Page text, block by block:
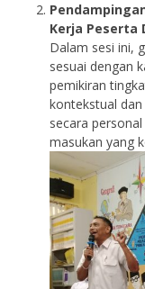
Kerja Peserta
Dalam sesi ini,
sesuai dengan
pemikiran
kontekstual
secara
masukan yang